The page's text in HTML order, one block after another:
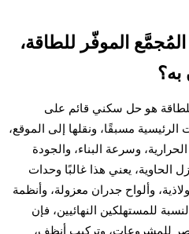
الموفّر للطاقة،
به؟
هو حل سكني قائم على
مسبقًا، ونقلها إلى الموقع،
وسرعة البناء، والجودة
الحاوية، يعني هذا غالبًا وحدات
وألواح جدران معزولة، وأنظمة
للمستهلكين النهائيين، فإن
للمشروعات، وتركيب أنظف،